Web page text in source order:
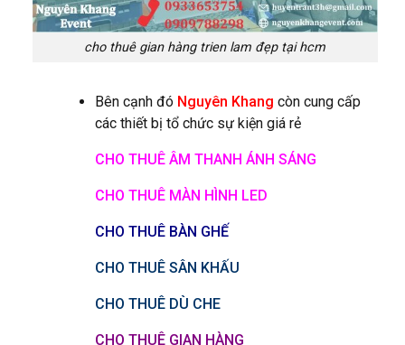
cho thuê gian hàng trien lam đẹp tại hcm
Bên cạnh đó Nguyên Khang còn cung cấp
các thiết bị tổ chức sự kiện giá rẻ
CHO THUÊ ÂM THANH ÁNH SÁNG
CHO THUÊ MÀN HÌNH LED
CHO THUÊ BÀN GHẾ
CHO THUÊ SÂN KHẤU
CHO THUÊ DÙ CHE
CHO THUÊ GIAN HÀNG